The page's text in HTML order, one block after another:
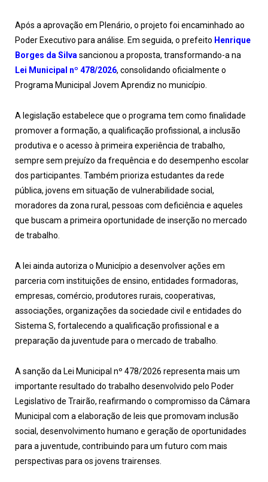
Após a aprovação em Plenário, o projeto foi encaminhado ao
Poder Executivo para análise. Em seguida, o prefeito Henrique
Borges da Silva sancionou a proposta, transformando-a na
Lei Municipal nº 478/2026, consolidando oficialmente o
Programa Municipal Jovem Aprendiz no município.
A legislação estabelece que o programa tem como finalidade
promover a formação, a qualificação profissional, a inclusão
produtiva e o acesso à primeira experiência de trabalho,
sempre sem prejuízo da frequência e do desempenho escolar
dos participantes. Também prioriza estudantes da rede
pública, jovens em situação de vulnerabilidade social,
moradores da zona rural, pessoas com deficiência e aqueles
que buscam a primeira oportunidade de inserção no mercado
de trabalho.
A lei ainda autoriza o Município a desenvolver ações em
parceria com instituições de ensino, entidades formadoras,
empresas, comércio, produtores rurais, cooperativas,
associações, organizações da sociedade civil e entidades do
Sistema S, fortalecendo a qualificação profissional e a
preparação da juventude para o mercado de trabalho.
A sanção da Lei Municipal nº 478/2026 representa mais um
importante resultado do trabalho desenvolvido pelo Poder
Legislativo de Trairão, reafirmando o compromisso da Câmara
Municipal com a elaboração de leis que promovam inclusão
social, desenvolvimento humano e geração de oportunidades
para a juventude, contribuindo para um futuro com mais
perspectivas para os jovens trairenses.